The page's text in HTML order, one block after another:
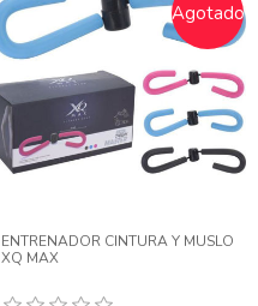
Agotado
ENTRENADOR CINTURA Y MUSLO
XQ MAX